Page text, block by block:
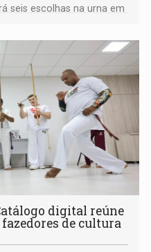
seis escolhas na urna em
digital reúne
de cultura